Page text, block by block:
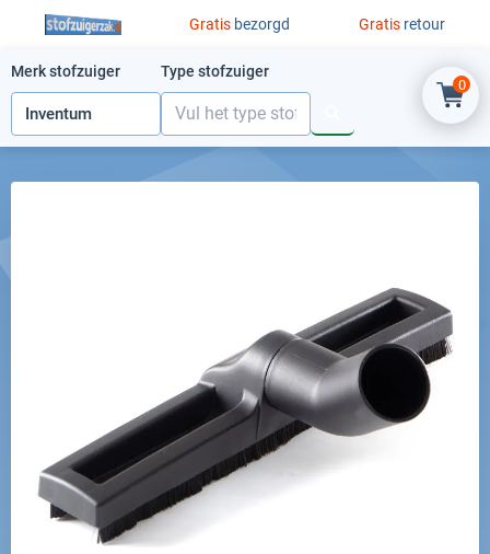
Ga naar de inhoud
Gratis bezorgd Gratisretour
0
Merk stofzuiger Type stofzuiger